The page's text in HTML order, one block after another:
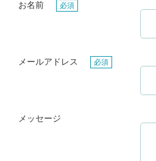
アクセス
お名前 必須
メールアドレス 必須
メッセージ